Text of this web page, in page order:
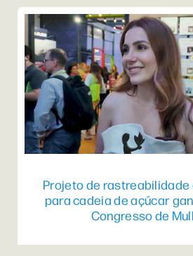
Projeto de rastreabilidade
para cadeia de açúcar
Congresso de